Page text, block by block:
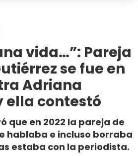
vida…”: Pareja
se fue en
Adriana
ella contestó
que en 2022 la pareja de
hablaba e incluso borraba
estaba con la periodista.